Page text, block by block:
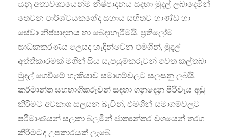
යනු අත්‍යවශ්‍යයෙන්ම නිෂ්පාදනය සඳහා මුදල් ලබාදෙමින්
තෙවන පාර්ශ්වයකගේද සහාය සහිතව භාණ්ඩ හා
සේවා නිෂ්පාදනය හා බෙදාහැරීමයි. ප්‍රතිලෝම
සාධකකරණය ලෙසද හැඳින්වෙන එමගින්, මුදල්
අත්තිකාරමක් මගින් සිය සැපයුම්කරුවන් වෙත කල්තබා
මුදල් ගෙවීමේ හැකියාව සමාගම්වලට සලසනු ලබයි.
කර්මාන්ත සහභාගිකරුවන් සඳහා ගනුදෙනු පිරිවැය අඩු
කිරීමට අවකාශ සලසන බැවින්, එමගින් සමාගම්වලට
පරිමාණයන් සලකා බලමින් ජාත්‍යන්තර වශයෙන් තරග
කිරීමටද උපකාරයක් ලැබේ.